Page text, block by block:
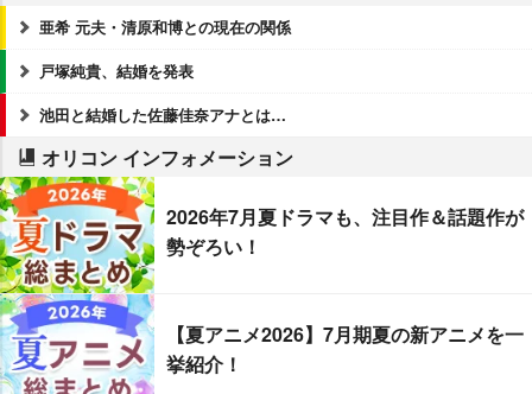
亜希 元夫・清原和博との現在の関係
戸塚純貴、結婚を発表
池田と結婚した佐藤佳奈アナとは…
オリコン インフォメーション
2026年7月夏ドラマも、注目作＆話題作が
勢ぞろい！
【夏アニメ2026】7月期夏の新アニメを一
挙紹介！